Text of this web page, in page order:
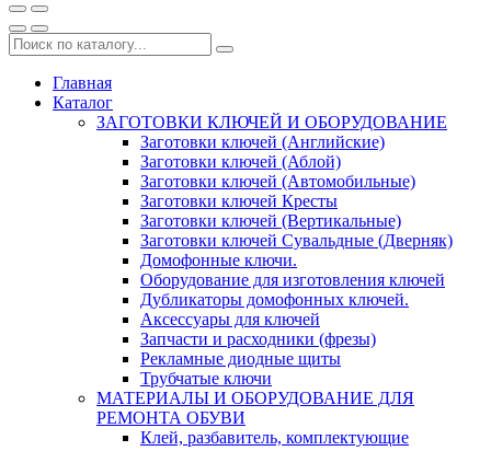
Главная
Каталог
ЗАГОТОВКИ КЛЮЧЕЙ И ОБОРУДОВАНИЕ
Заготовки ключей (Английские)
Заготовки ключей (Аблой)
Заготовки ключей (Автомобильные)
Заготовки ключей Кресты
Заготовки ключей (Вертикальные)
Заготовки ключей Сувальдные (Дверняк)
Домофонные ключи.
Оборудование для изготовления ключей
Дубликаторы домофонных ключей.
Аксессуары для ключей
Запчасти и расходники (фрезы)
Рекламные диодные щиты
Трубчатые ключи
МАТЕРИАЛЫ И ОБОРУДОВАНИЕ ДЛЯ
РЕМОНТА ОБУВИ
Клей, разбавитель, комплектующие